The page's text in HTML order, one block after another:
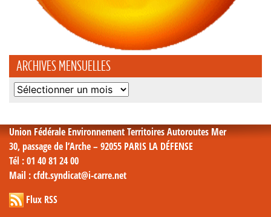
ARCHIVES MENSUELLES
Archives
Union Fédérale Environnement Territoires Autoroutes Mer
30, passage de l’Arche – 92055 PARIS LA DÉFENSE
Tél : 01 40 81 24 00
Mail : cfdt.syndicat@i-carre.net
Flux RSS